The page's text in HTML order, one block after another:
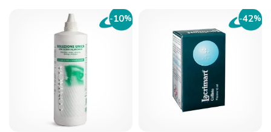
-10% -42%